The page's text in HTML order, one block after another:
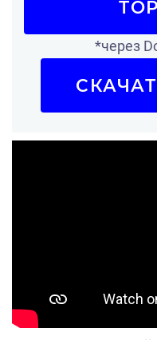
*через